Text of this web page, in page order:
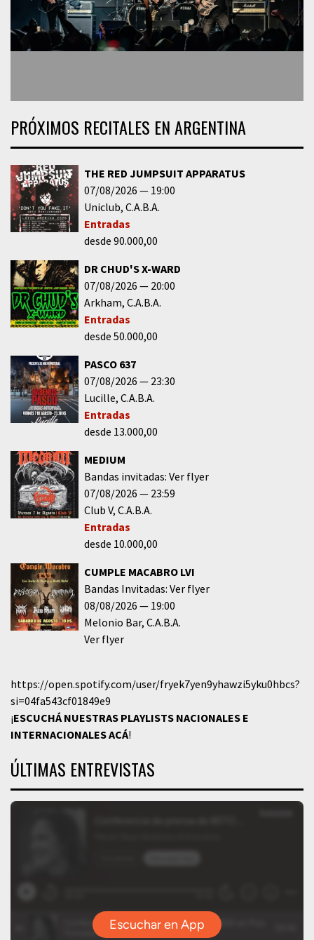
PRÓXIMOS RECITALES EN ARGENTINA
THE RED JUMPSUIT APPARATUS
07/08/2026
19:00
Uniclub C.A.B.A.
Entradas
desde 90.000,00
DR CHUD'S X-WARD
07/08/2026
20:00
Arkham C.A.B.A.
Entradas
desde 50.000,00
PASCO 637
07/08/2026
23:30
Lucille C.A.B.A.
Entradas
desde 13.000,00
MEDIUM
Bandas invitadas: Ver flyer
07/08/2026
23:59
Club V C.A.B.A.
Entradas
desde 10.000,00
CUMPLE MACABRO LVI
Bandas Invitadas: Ver flyer
08/08/2026
19:00
Melonio Bar C.A.B.A.
Ver flyer
https://open.spotify.com/user/fryek7yen9yhawzi5yku0hbcs?
si=04fa543cf01849e9
¡ESCUCHÁ NUESTRAS PLAYLISTS NACIONALES E
INTERNACIONALESACÁ!
ÚLTIMAS ENTREVISTAS